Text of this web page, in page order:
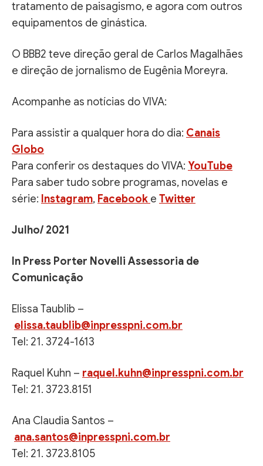
tratamento de paisagismo, e agora com outros
equipamentos de ginástica.
O BBB2 teve direção geral de Carlos Magalhães
e direção de jornalismo de Eugênia Moreyra.
Acompanhe as notícias do VIVA:
Para assistir a qualquer hora do dia: Canais
Globo
Para conferir os destaques do VIVA: YouTube
Para saber tudo sobre programas, novelas e
série: Instagram, Facebook e Twitter
Julho/ 2021
In Press Porter Novelli Assessoria de
Comunicação
Elissa Taublib –
elissa.taublib@inpresspni.com.br
Tel: 21. 3724-1613
Raquel Kuhn – raquel.kuhn@inpresspni.com.br
Tel: 21. 3723.8151
Ana Claudia Santos –
ana.santos@inpresspni.com.br
Tel: 21. 3723.8105